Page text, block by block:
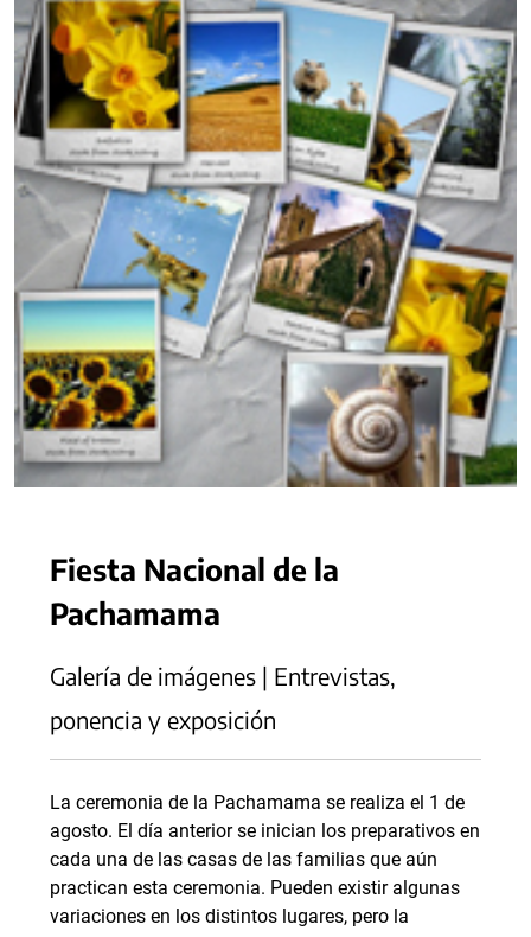
Fiesta Nacional de la
Pachamama
Galería de imágenes | Entrevistas,
ponencia y exposición
La ceremonia de la Pachamama se realiza el 1 de
agosto. El día anterior se inician los preparativos en
cada una de las casas de las familias que aún
practican esta ceremonia. Pueden existir algunas
variaciones en los distintos lugares, pero la